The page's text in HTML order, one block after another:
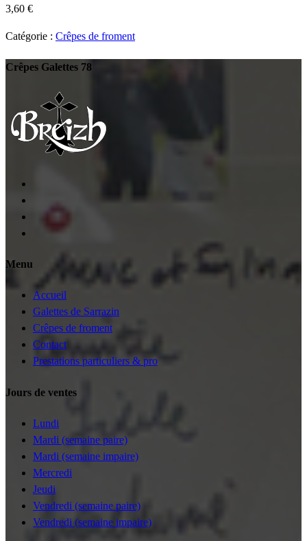
3,60 €
Catégorie : Crêpes de froment
Crêpes Galettes 78
Menu
Accueil
Galettes de Sarrazin
Crêpes de froment
Contact
Prestations particuliers & pro
Jours de ventes
Lundi
Mardi (semaine paire)
Mardi (semaine impaire)
Mercredi
Jeudi
Vendredi (semaine paire)
Vendredi (semaine impaire)